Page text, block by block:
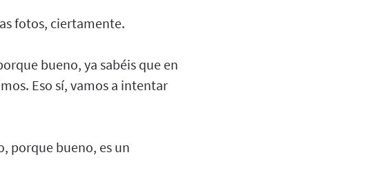
fotos, ciertamente.
bueno, ya sabéis que en
Eso sí, vamos a intentar
porque bueno, es un